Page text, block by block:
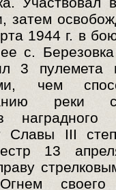
затем
1944 г. в
с.
3
чем
реки
Славы III
13
своего